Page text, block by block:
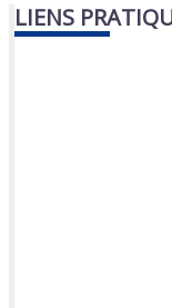
LIENS